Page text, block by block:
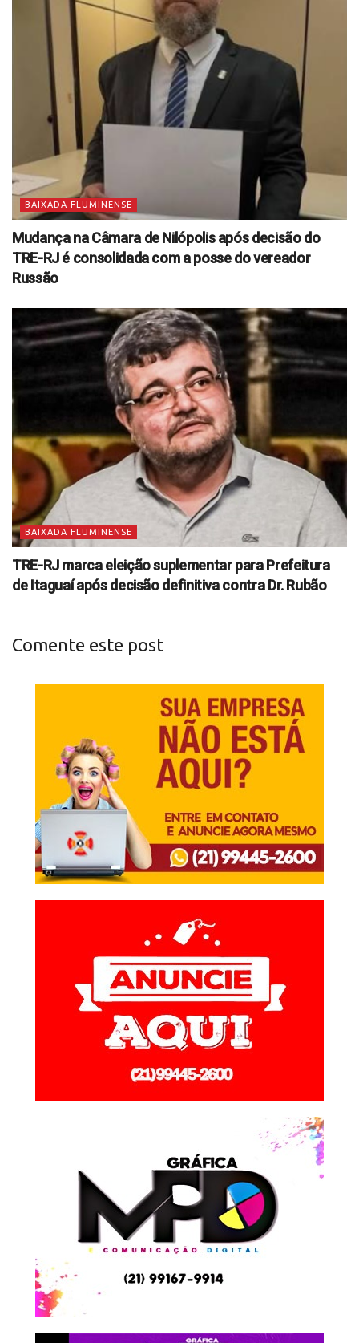
BAIXADA FLUMINENSE
Mudança na Câmara de Nilópolis após decisão do
TRE-RJ é consolidada com a posse do vereador
Russão
BAIXADA FLUMINENSE
TRE-RJ marca eleição suplementar para Prefeitura
de Itaguaí após decisão definitiva contra Dr. Rubão
Comente este post